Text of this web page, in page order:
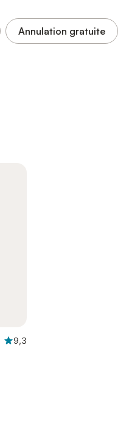
Annulation gratuite
9,3